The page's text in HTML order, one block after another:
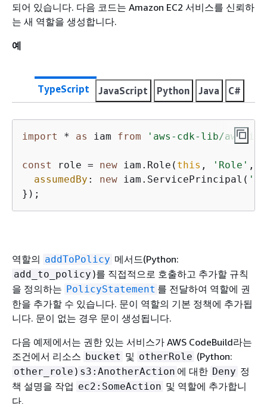
되어 있습니다. 다음 코드는 Amazon EC2 서비스를 신뢰하
는 새 역할을 생성합니다.
예
TypeScript JavaScript Python Java C#
import * as iam from 'aws-cdk-lib/aws-
const role = new iam.Role( this , 'Role' ,
assumedBy : new iam.ServicePrincipal(
});
역할의 addToPolicy 메서드(Python:
add_to_policy )를 직접적으로 호출하고 추가할 규칙
을 정의하는 PolicyStatement 를 전달하여 역할에 권
한을 추가할 수 있습니다. 문이 역할의 기본 정책에 추가됩
니다. 문이 없는 경우 문이 생성됩니다.
다음 예제에서는 권한 있는 서비스가 AWS CodeBuild라는
조건에서 리소스 bucket 및 otherRole (Python:
other_role ) s3:AnotherAction 에 대한 Deny 정
책 설명을 작업 ec2:SomeAction 및 역할에 추가합니
다.